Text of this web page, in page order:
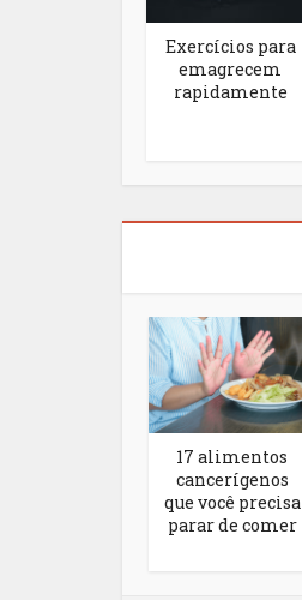
Exercícios para
emagrecem
rapidamente
17 alimentos
cancerígenos
que você precisa
parar de comer